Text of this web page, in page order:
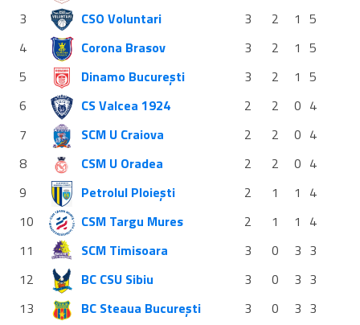
3
CSO Voluntari 3 2 1 5
4
Corona Brasov 3 2 1 5
5
Dinamo București 3 2 1 5
6
CS Valcea 1924 2 2 0 4
7
SCM U Craiova 2 2 0 4
8
CSM U Oradea 2 2 0 4
9
Petrolul Ploiești 2 1 1 4
10
CSM Targu Mures 2 1 1 4
11
SCM Timisoara 3 0 3 3
12
BC CSU Sibiu 3 0 3 3
13
BC Steaua București 3 0 3 3